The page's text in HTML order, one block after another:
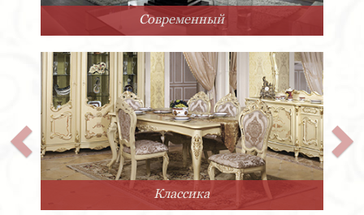
Современный
Классика